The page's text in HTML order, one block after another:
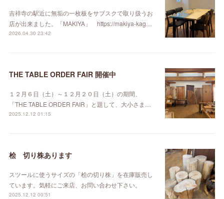
吉祥寺の駅近に無垢の一枚板をサブスクで取り扱うお
店が出来ました。「MAKIYA」 https://makiya-kag…
2026.04.30 23:42
THE TABLE ORDER FAIR 開催中
１２月６日（土）～１２月２０日（土）の期間、
「THE TABLE ORDER FAIR」と題して、大小さま…
2025.12.12 01:15
桧 切り株あります
スツールに使うサイズの「桧の切り株」を在庫販売し
ています。気軽にご来店、お問い合わせ下さい。
2025.12.12 00:51